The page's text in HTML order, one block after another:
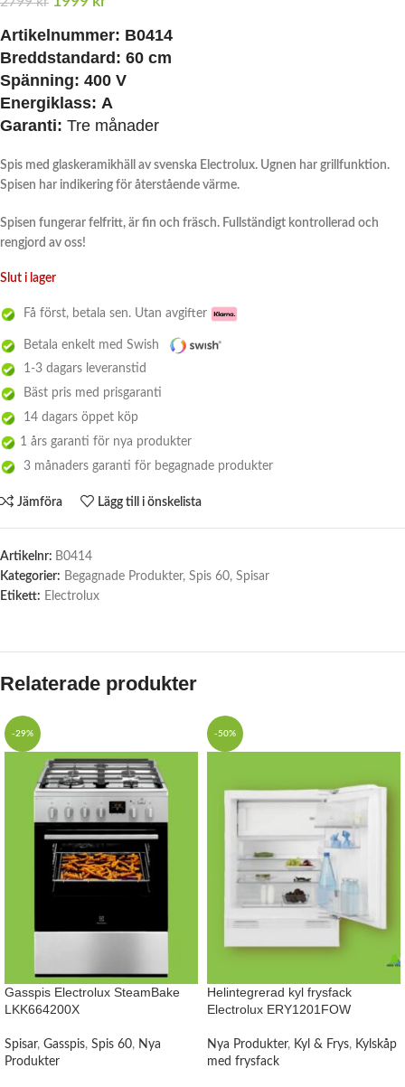
Artikelnummer: B0414
Breddstandard: 60 cm
Spänning: 400 V
Energiklass: A
Garanti: Tre månader
Spis med glaskeramikhäll av svenska Electrolux. Ugnen har grillfunktion.
Spisen har indikering för återstående värme.
Spisen fungerar felfritt, är fin och fräsch. Fullständigt kontrollerad och
rengjord av oss!
Slut i lager
Få först, betala sen. Utan avgifter
Betala enkelt med Swish
1-3 dagars leveranstid
Bäst pris med prisgaranti
14 dagars öppet köp
1 års garanti för nya produkter
3 månaders garanti för begagnade produkter
Jämföra Lägg till i önskelista
Artikelnr: B0414
Kategorier: Begagnade Produkter, Spis 60, Spisar
Etikett: Electrolux
Relaterade produkter
-29%
Gasspis Electrolux SteamBake
LKK664200X
Spisar, Gasspis, Spis 60, Nya
Produkter
-50%
Helintegrerad kyl frysfack
Electrolux ERY1201FOW
Nya Produkter, Kyl & Frys, Kylskåp
med frysfack